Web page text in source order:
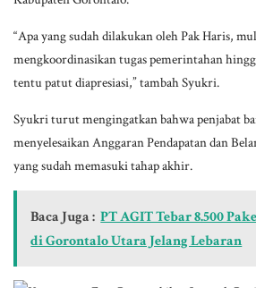
“Apa yang sudah dilakukan oleh Pak Haris,
mengkoordinasikan tugas pemerintahan
tentu patut diapresiasi,” tambah Syukri.
Syukri turut mengingatkan bahwa penjabat
menyelesaikan Anggaran Pendapatan dan
yang sudah memasuki tahap akhir.
Baca Juga : PT AGIT Tebar 8.500
di Gorontalo Utara Jelang Lebaran